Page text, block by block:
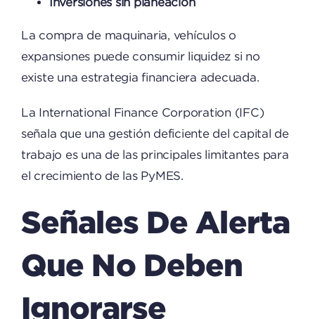
La compra de maquinaria, vehículos o
expansiones puede consumir liquidez si no
existe una estrategia financiera adecuada.
La International Finance Corporation(IFC)
señala que una gestión deficiente del capital de
trabajo es una de las principales limitantes para
el crecimiento de las PyMES.
Señales De Alerta
Que No Deben
Ignorarse